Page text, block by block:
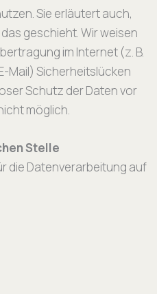
Sie erläutert auch,
geschieht. Wir weisen
im Internet (z. B.
Mail) Sicherheitslücken
Schutz der Daten vor
möglich.
Stelle
die Datenverarbeitung auf